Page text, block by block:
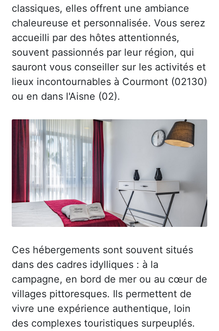
classiques, elles offrent une ambiance
chaleureuse et personnalisée. Vous serez
accueilli par des hôtes attentionnés,
souvent passionnés par leur région, qui
sauront vous conseiller sur les activités et
lieux incontournables à Courmont (02130)
ou en dans l'Aisne (02).
Ces hébergements sont souvent situés
dans des cadres idylliques : à la
campagne, en bord de mer ou au cœur de
villages pittoresques. Ils permettent de
vivre une expérience authentique, loin
des complexes touristiques surpeuplés.